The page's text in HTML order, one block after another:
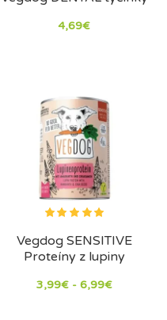
4,69€
Vegdog SENSITIVE
Proteíny z lupiny
3,99€ - 6,99€